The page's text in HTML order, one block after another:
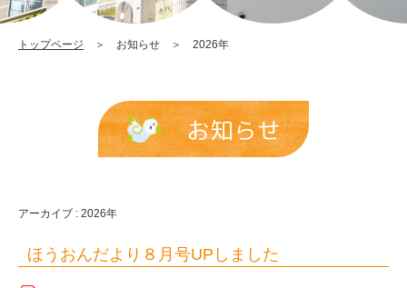
トップページ ＞ お知らせ ＞ 2026年
お知らせ
アーカイブ : 2026年
ほうおんだより８月号UPしました